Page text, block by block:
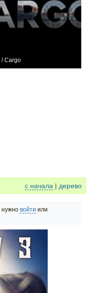
/ Cargo
с начала | дерево
нужно войти или